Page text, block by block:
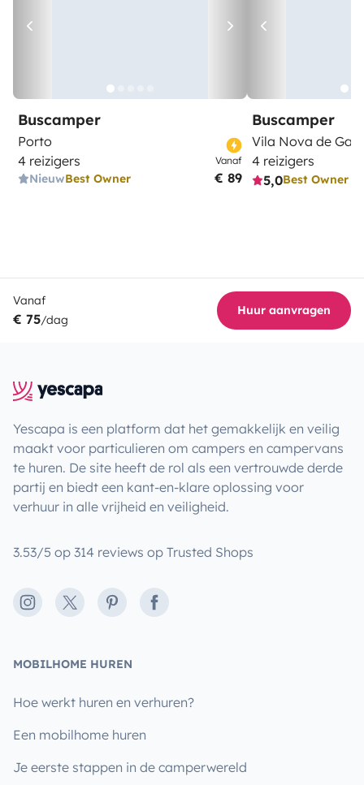
- Guarda Sol (sob pedido)
- Tapa vento (sob pedido)
- Cadeira e criança e Baby Cock. (sob pedido)
- Possibilidade de oferta de duas pranchas de Surf ou
existente)
Buscamper
Porto
4 reizigers
NieuwBest Owner
Vanaf
€ 89
Buscamper
Vila Nova de Gaia
4 reizigers
5,0Best Owner
Vanaf
€ 75/dag
Huur aanvragen
Yescapa is een platform dat het gemakkelijk en veilig
maakt voor particulieren om campers en campervans
te huren. De site heeft de rol als een vertrouwde derde
partij en biedt een kant-en-klare oplossing voor
verhuur in alle vrijheid en veiligheid.
3.53/5 op 314 reviews op Trusted Shops
Instagram
X PinterestFacebook
MOBILHOME HUREN
Hoe werkt huren en verhuren?
Een mobilhome huren
Je eerste stappen in de camperwereld